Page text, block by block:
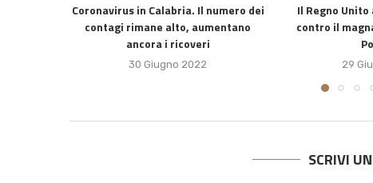
Coronavirus in Calabria. Il numero dei
contagi rimane alto, aumentano
ancora i ricoveri
30 Giugno 2022
Il Regno
contro il
29
SCRIVI